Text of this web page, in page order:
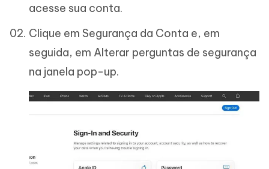
acesse sua conta.
Clique em Segurança da Conta e, em
seguida, em Alterar perguntas de segurança
na janela pop-up.